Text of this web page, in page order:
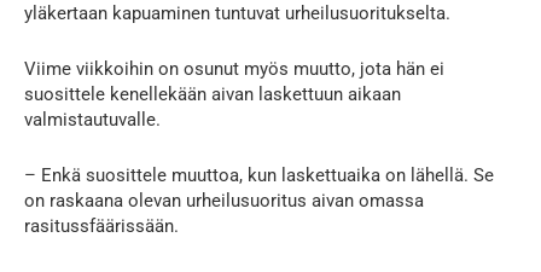
yläkertaan kapuaminen tuntuvat urheilusuoritukselta.
Viime viikkoihin on osunut myös muutto, jota hän ei
suosittele kenellekään aivan laskettuun aikaan
valmistautuvalle.
– Enkä suosittele muuttoa, kun laskettuaika on lähellä. Se
on raskaana olevan urheilusuoritus aivan omassa
rasitussfäärissään.